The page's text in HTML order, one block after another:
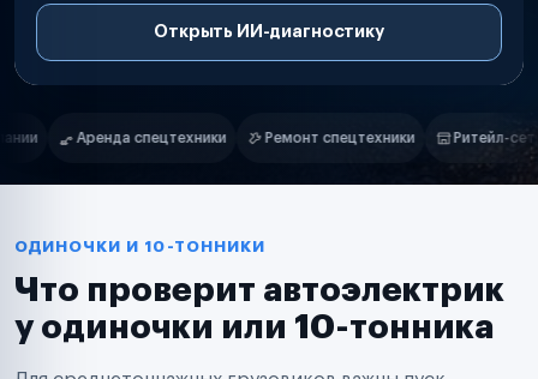
Открыть ИИ-диагностику
Нам доверяют
спецтехники Ритейл-сети Управляющие компании
Маркетплейсы
Таксопарки
Автодилеры
Поставщики запчастей
ОДИНОЧКИ И 10-ТОННИКИ
Что проверит автоэлектрик
у одиночки или 10-тонника